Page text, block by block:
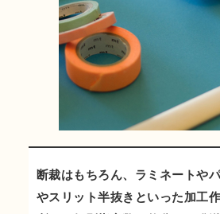
断裁はもちろん、ラミネートや
やスリット半抜きといった加工